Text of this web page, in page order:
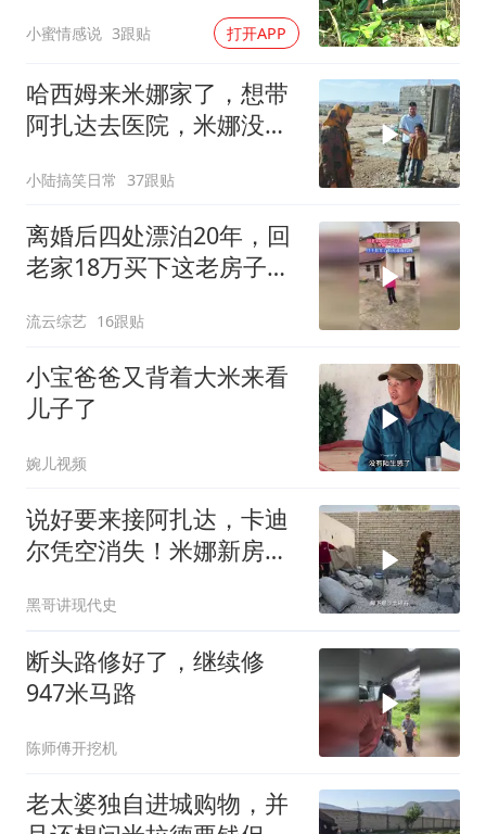
小蜜情感说 3跟贴 打开APP
哈西姆来米娜家了，想带
阿扎达去医院，米娜没答
小陆搞笑日常 37跟贴
离婚后四处漂泊20年，回
老家18万买下这老房子，
流云综艺 16跟贴
小宝爸爸又背着大米来看
儿子了
婉儿视频
说好要来接阿扎达，卡迪
尔凭空消失！米娜新房即
黑哥讲现代史
断头路修好了，继续修
947米马路
陈师傅开挖机
老太婆独自进城购物，并